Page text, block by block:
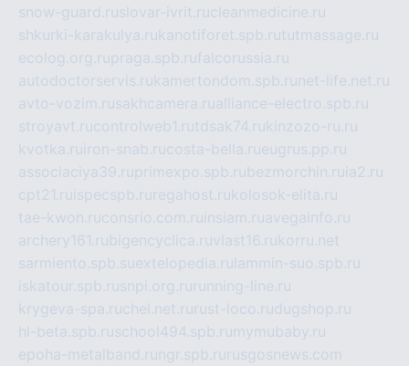
snow-guard.ruslovar-ivrit.rucleanmedicine.ru
shkurki-karakulya.rukanotiforet.spb.rututmassage.ru
ecolog.org.rupraga.spb.rufalcorussia.ru
autodoctorservis.rukamertondom.spb.ru net-life.net.ru
avto-vozim.rusakhcamera.rualliance-electro.spb.ru
stroyavt.rucontrolweb1.rutdsak74.rukinzozo-ru.ru
kvotka.ru iron-snab.rucosta-bella.rueugrus.pp.ru
associaciya39.ruprimexpo.spb.rubezmorchin.ru ia2.ru
cpt21.ru ispecspb.ru regahost.rukolosok-elita.ru
tae-kwon.ruconsrio.com.ru insiam.ruavegainfo.ru
archery161.rubigencyclica.ruvlast16.rukorru.net
sarmiento.spb.suextelopedia.ru lammin-suo.spb.ru
iskatour.spb.rusnpi.org.ru running-line.ru
krygeva-spa.ruchel.net.ru rust-loco.rudugshop.ru
hl-beta.spb.ruschool494.spb.ru mymubaby.ru
epoha-metalband.ru ngr.spb.ru rusgosnews.com